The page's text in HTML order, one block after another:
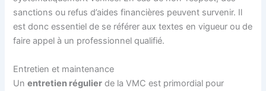
sanctions ou refus d’aides financières peuvent survenir. Il
est donc essentiel de se référer aux textes en vigueur ou de
faire appel à un professionnel qualifié.
Entretien et maintenance
Unentretien régulier de la VMC est primordial pour